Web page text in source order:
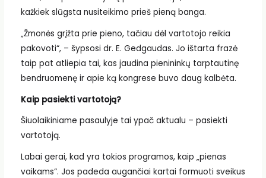
kažkiek slūgsta nusiteikimo prieš pieną banga.
„Žmonės grįžta prie pieno, tačiau dėl vartotojo reikia
pakovoti“, – šypsosi dr. E. Gedgaudas. Jo ištarta frazė
taip pat atliepia tai, kas jaudina pienininkų tarptautinę
bendruomenę ir apie ką kongrese buvo daug kalbėta.
Kaip pasiekti vartotoją?
Šiuolaikiniame pasaulyje tai ypač aktualu – pasiekti
vartotoją.
Labai gerai, kad yra tokios programos, kaip „pienas
vaikams“. Jos padeda augančiai kartai formuoti sveikus